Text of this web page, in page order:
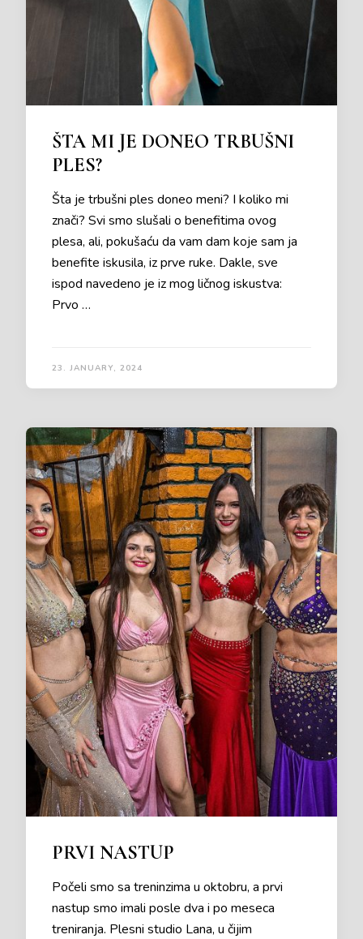
ŠTA MI JE DONEO TRBUŠNI
PLES?
Šta je trbušni ples doneo meni? I koliko mi
znači? Svi smo slušali o benefitima ovog
plesa, ali, pokušaću da vam dam koje sam ja
benefite iskusila, iz prve ruke. Dakle, sve
ispod navedeno je iz mog ličnog iskustva:
Prvo …
23. JANUARY, 2024
PRVI NASTUP
Počeli smo sa treninzima u oktobru, a prvi
nastup smo imali posle dva i po meseca
treniranja. Plesni studio Lana, u čijim